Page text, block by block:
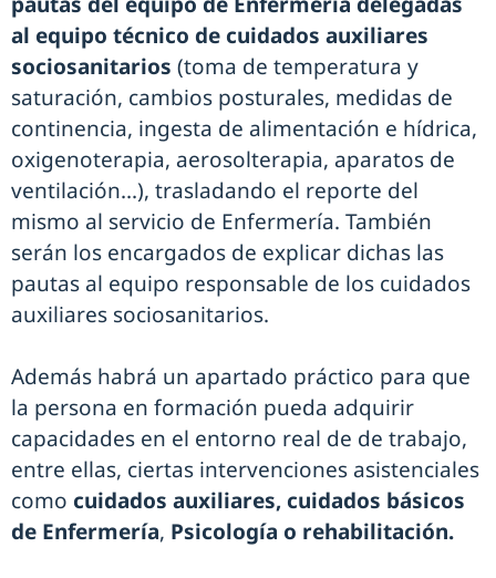
al equipo técnico de cuidados auxiliares
sociosanitarios (toma de temperatura y
saturación, cambios posturales, medidas de
continencia, ingesta de alimentación e hídrica,
oxigenoterapia, aerosolterapia, aparatos de
ventilación...), trasladando el reporte del
mismo al servicio de Enfermería. También
serán los encargados de explicar dichas las
pautas al equipo responsable de los cuidados
auxiliares sociosanitarios.
Además habrá un apartado práctico para que
la persona en formación pueda adquirir
capacidades en el entorno real de de trabajo,
entre ellas, ciertas intervenciones asistenciales
como cuidados auxiliares, cuidados básicos
de Enfermería, Psicología o rehabilitación.